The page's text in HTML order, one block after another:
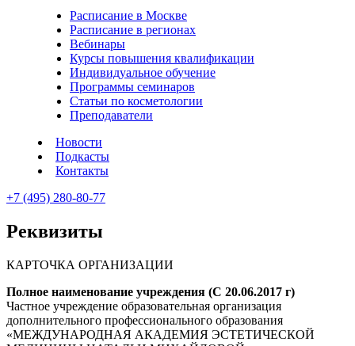
Расписание в Москве
Расписание в регионах
Вебинары
Курсы повышения квалификации
Индивидуальное обучение
Программы семинаров
Статьи по косметологии
Преподаватели
Новости
Подкасты
Контакты
+7 (495) 280-80-77
Реквизиты
КАРТОЧКА ОРГАНИЗАЦИИ
Полное наименование учреждения (С 20.06.2017 г)
Частное учреждение образовательная организация
дополнительного профессионального образования
«МЕЖДУНАРОДНАЯ АКАДЕМИЯ ЭСТЕТИЧЕСКОЙ